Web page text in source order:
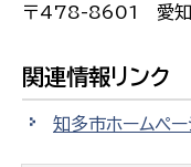
〒478-8601 愛知
関連情報リンク
知多市ホームペー